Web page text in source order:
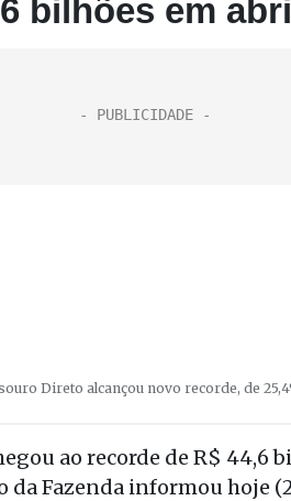
bilhões em
Direto alcançou novo recorde, de
ao recorde de R$ 44,6
Fazenda informou hoje